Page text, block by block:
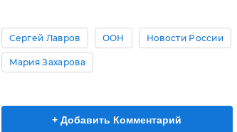
Сергей Лавров ООН Новости России
Мария Захарова
+ Добавить Комментарий